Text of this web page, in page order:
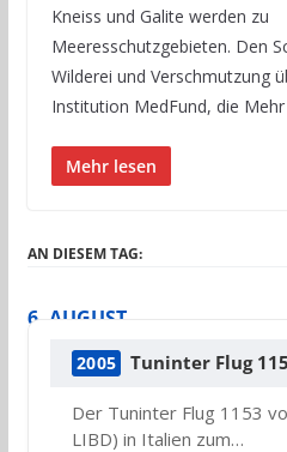
Kneiss und Galite werden zu
Meeresschutzgebieten. Den
Wilderei und Verschmutzung
Institution MedFund, die Mehr
Mehr lesen
AN DIESEM TAG:
6. AUGUST
2005 Tuninter Flug
Der Tuninter Flug 1153
LIBD) in Italien zum…